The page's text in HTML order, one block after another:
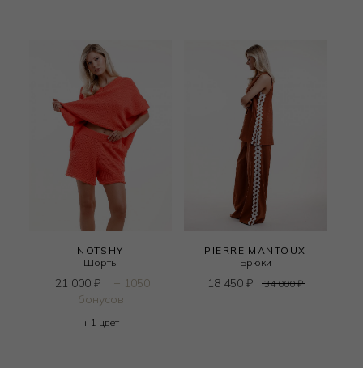
NOTSHY
Шорты
21 000 ₽ | + 1050
бонусов
+ 1 цвет
PIERRE MANTOUX
Брюки
18 450 ₽ 34 000₽